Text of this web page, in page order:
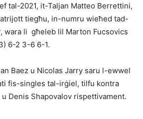
tal-2021, it-Taljan Matteo Berrettini,
tiegħu, in-numru wieħed tad-
wara li għeleb lil Marton Fucsovics
6-2 3-6 6-1.
Baez u Nicolas Jarry saru l-ewwel
fis-singles tal-irġiel, tilfu kontra
u Denis Shapovalov rispettivament.